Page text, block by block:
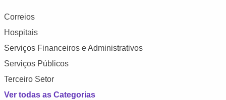
Correios
Hospitais
Serviços Financeiros e Administrativos
Serviços Públicos
Terceiro Setor
Ver todas as Categorias